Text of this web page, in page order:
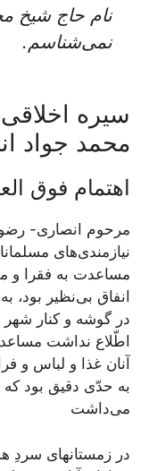
نام حاج شيخ
نمی‌‏شناسم‏.
سیره
محمد جواد
اهتمام فوق
مرحوم انصارى-
نيازمندى‏‌های
مساعدت به فقرا و
انفاق بی‌نظير بود،
در گوشه و كنار شهر
اطّلاع نداشت
آنان غذا و لباس و
به حدّى دقيق بود
می‌داشت
در زمستان‏هاى سردِ